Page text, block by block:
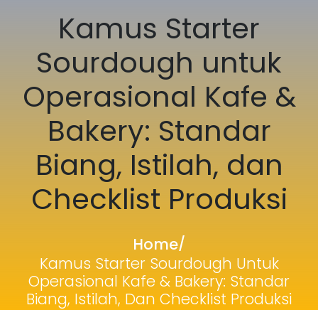
Kamus Starter
Sourdough untuk
Operasional Kafe &
Bakery: Standar
Biang, Istilah, dan
Checklist Produksi
Home/
Kamus Starter Sourdough Untuk
Operasional Kafe & Bakery: Standar
Biang, Istilah, Dan Checklist Produksi